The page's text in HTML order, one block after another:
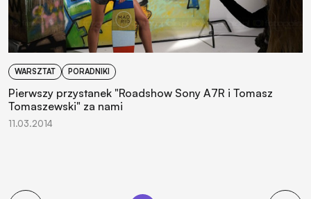
WARSZTAT PORADNIKI
Pierwszy przystanek "Roadshow Sony A7R i Tomasz
Tomaszewski" za nami
11.03.2014